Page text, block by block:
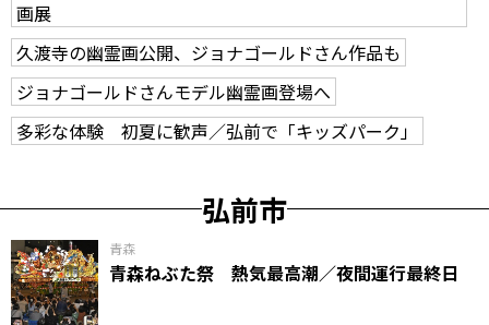
画展
久渡寺の幽霊画公開、ジョナゴールドさん作品も
ジョナゴールドさんモデル幽霊画登場へ
多彩な体験 初夏に歓声／弘前で「キッズパーク」
弘前市
青森
青森ねぶた祭 熱気最高潮／夜間運行最終日